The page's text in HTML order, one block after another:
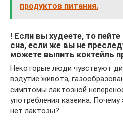
продуктов питания.
! Если вы худеете, то
сна, если же вы не
можете выпить коктейль
Некоторые люди чувствуют
вздутие живота,
симптомы лактозной
употребления казеина.
нет лактозы?